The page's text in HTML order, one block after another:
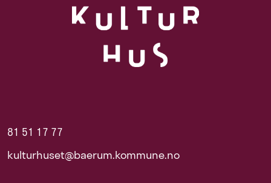
81 51 17 77
kulturhuset@baerum.kommune.no